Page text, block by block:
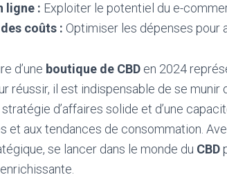
ligne : Exploiter le potentiel du e-
coûts : Optimiser les dépenses pour
d’une boutique de CBD en 2024
réussir, il est indispensable de se munir
stratégie d’affaires solide et d’une
et aux tendances de consommation.
se lancer dans le monde du CBD